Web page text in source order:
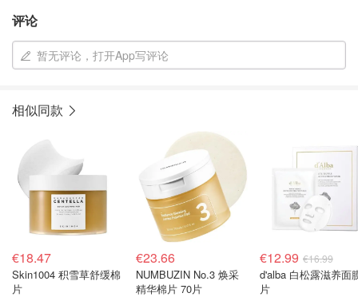
评论
暂无评论，打开App写评论
相似同款
€18.47
Skin1004 积雪草舒缓棉
片
€23.66
NUMBUZIN No.3 焕采
精华棉片 70片
€12.99 €16.99
d'alba 白松露滋养面
片